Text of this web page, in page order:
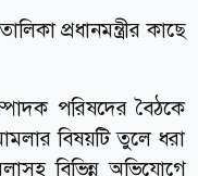
প্রধানমন্ত্রীর কাছে
পরিষদের বৈঠকে
বিষয়টি তুলে ধরা
বিভিন্ন অভিযোগে